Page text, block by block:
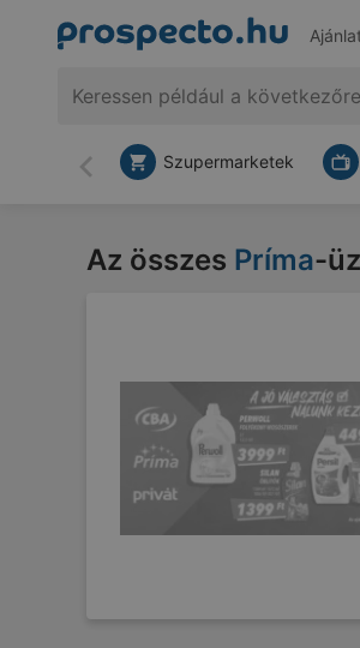
Vissza
Szupermarketek
Az összes Príma-